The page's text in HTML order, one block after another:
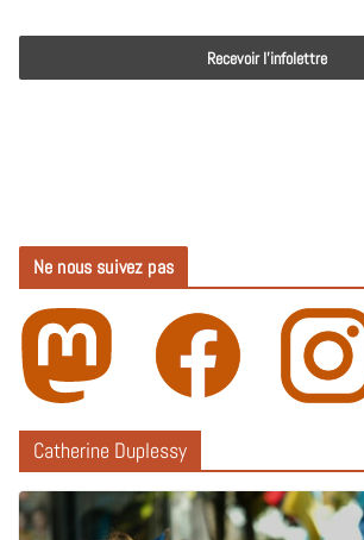
Catherine Duplessy
Ne nous suivez pas